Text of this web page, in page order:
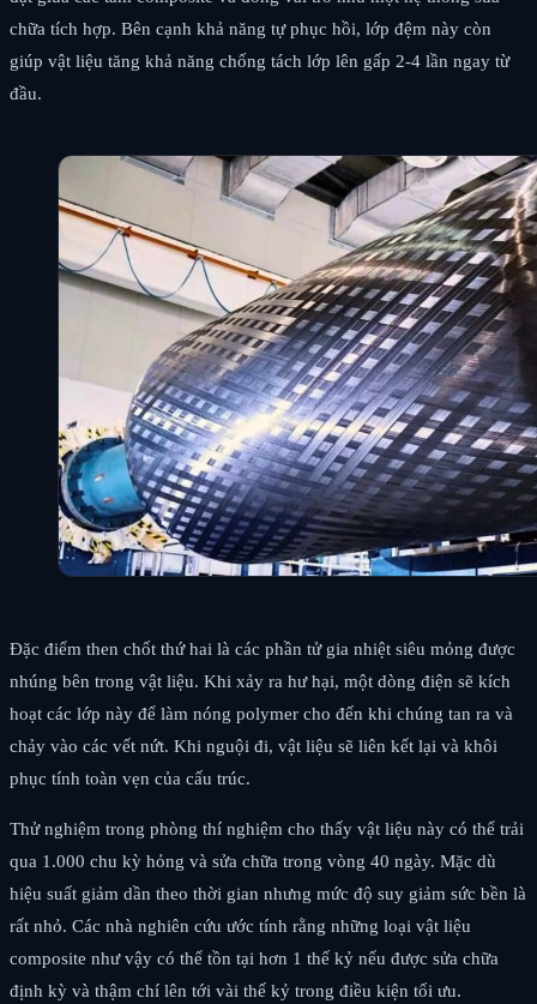
chữa tích hợp. Bên cạnh khả năng tự phục hồi, lớp đệm này còn
giúp vật liệu tăng khả năng chống tách lớp lên gấp 2-4 lần ngay từ
đầu.
Đặc điểm then chốt thứ hai là các phần tử gia nhiệt siêu mỏng được
nhúng bên trong vật liệu. Khi xảy ra hư hại, một dòng điện sẽ kích
hoạt các lớp này để làm nóng polymer cho đến khi chúng tan ra và
chảy vào các vết nứt. Khi nguội đi, vật liệu sẽ liên kết lại và khôi
phục tính toàn vẹn của cấu trúc.
Thử nghiệm trong phòng thí nghiệm cho thấy vật liệu này có thể trải
qua 1.000 chu kỳ hỏng và sửa chữa trong vòng 40 ngày. Mặc dù
hiệu suất giảm dần theo thời gian nhưng mức độ suy giảm sức bền là
rất nhỏ. Các nhà nghiên cứu ước tính rằng những loại vật liệu
composite như vậy có thể tồn tại hơn 1 thế kỷ nếu được sửa chữa
định kỳ và thậm chí lên tới vài thế kỷ trong điều kiện tối ưu.